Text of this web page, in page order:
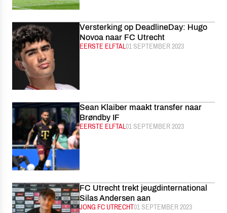
Versterking op DeadlineDay: Hugo
Novoa naar FC Utrecht
CATEGORIE:
EERSTE ELFTALGEPUBLICEERD:
01 SEPTEMBER 2023
Sean Klaiber maakt transfer naar
Brøndby IF
CATEGORIE:
EERSTE ELFTALGEPUBLICEERD:
01 SEPTEMBER 2023
FC Utrecht trekt jeugdinternational
Silas Andersen aan
CATEGORIE:
JONG FC UTRECHTGEPUBLICEERD:
01 SEPTEMBER 2023